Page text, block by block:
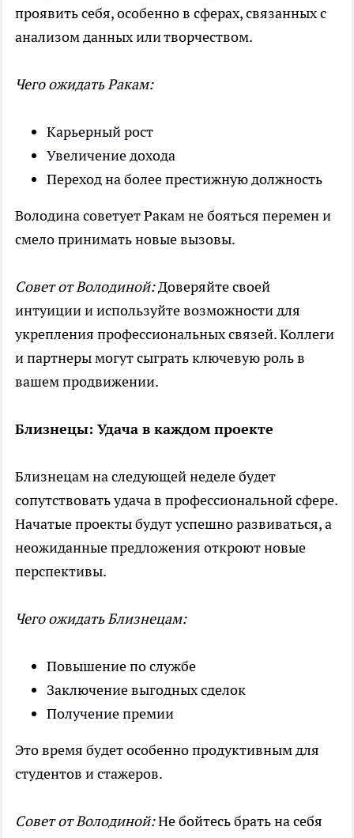
проявить себя, особенно в сферах, связанных с
анализом данных или творчеством.
Чего ожидать Ракам:
Карьерный рост
Увеличение дохода
Переход на более престижную должность
Володина советует Ракам не бояться перемен и
смело принимать новые вызовы.
Совет от Володиной:Доверяйте своей
интуиции и используйте возможности для
укрепления профессиональных связей. Коллеги
и партнеры могут сыграть ключевую роль в
вашем продвижении.
Близнецы: Удача в каждом проекте
Близнецам на следующей неделе будет
сопутствовать удача в профессиональной сфере.
Начатые проекты будут успешно развиваться, а
неожиданные предложения откроют новые
перспективы.
Чего ожидать Близнецам:
Повышение по службе
Заключение выгодных сделок
Получение премии
Это время будет особенно продуктивным для
студентов и стажеров.
Совет от Володиной:Не бойтесь брать на себя